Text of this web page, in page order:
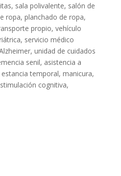
sala polivalente, salón de
ropa, planchado de ropa,
propio, vehículo
servicio médico
unidad de cuidados
senil, asistencia a
temporal, manicura,
cognitiva,